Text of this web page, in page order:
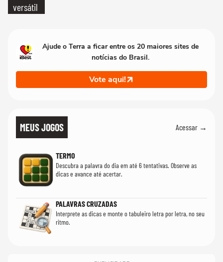
versátil
Ajude o Terra a ficar entre os 20 maiores sites de
notícias do Brasil.
Vote aqui!
MEUS JOGOS Acessar →
TERMO
Descubra a palavra do dia em até 6 tentativas. Observe as
dicas e avance até acertar.
PALAVRAS CRUZADAS
Interprete as dicas e monte o tabuleiro letra por letra, no seu
ritmo.